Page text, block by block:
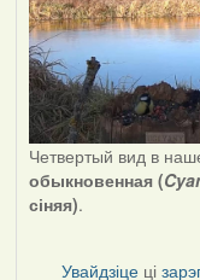
Четвертый вид в
обыкновенная (
сіняя).
Увайдзіце ці